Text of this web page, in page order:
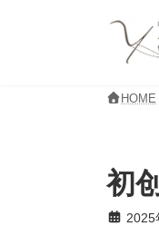
HOME
初
2025